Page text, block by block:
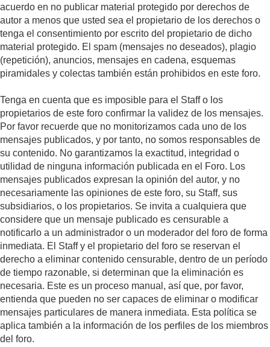
acuerdo en no publicar material protegido por derechos de
autor a menos que usted sea el propietario de los derechos o
tenga el consentimiento por escrito del propietario de dicho
material protegido. El spam (mensajes no deseados), plagio
(repetición), anuncios, mensajes en cadena, esquemas
piramidales y colectas también están prohibidos en este foro.
Tenga en cuenta que es imposible para el Staff o los
propietarios de este foro confirmar la validez de los mensajes.
Por favor recuerde que no monitorizamos cada uno de los
mensajes publicados, y por tanto, no somos responsables de
su contenido. No garantizamos la exactitud, integridad o
utilidad de ninguna información publicada en el Foro. Los
mensajes publicados expresan la opinión del autor, y no
necesariamente las opiniones de este foro, su Staff, sus
subsidiarios, o los propietarios. Se invita a cualquiera que
considere que un mensaje publicado es censurable a
notificarlo a un administrador o un moderador del foro de forma
inmediata. El Staff y el propietario del foro se reservan el
derecho a eliminar contenido censurable, dentro de un período
de tiempo razonable, si determinan que la eliminación es
necesaria. Este es un proceso manual, así que, por favor,
entienda que pueden no ser capaces de eliminar o modificar
mensajes particulares de manera inmediata. Esta política se
aplica también a la información de los perfiles de los miembros
del foro.